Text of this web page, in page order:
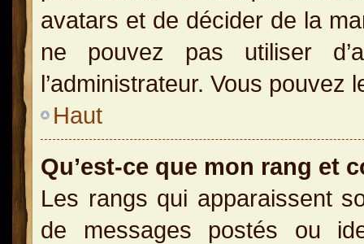
avatars et de décider de la
ne pouvez pas utiliser
l’administrateur. Vous
Haut
Qu’est-ce que mon rang et
Les rangs qui apparaissent
de messages postés ou